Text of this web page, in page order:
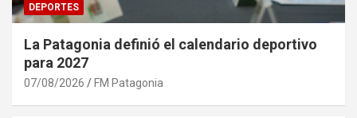
DEPORTES
La Patagonia definió el calendario deportivo
para 2027
07/08/2026 FM Patagonia